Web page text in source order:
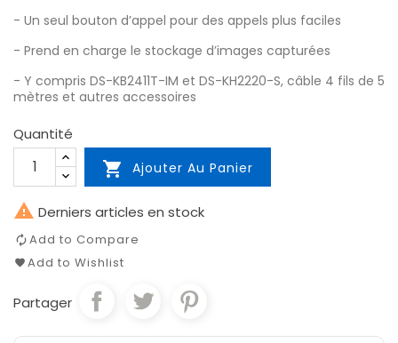
- Un seul bouton d’appel pour des appels plus faciles
- Prend en charge le stockage d’images capturées
- Y compris DS-KB2411T-IM et DS-KH2220-S, câble 4 fils de 5
mètres et autres accessoires
Quantité
 Ajouter Au Panier
 Derniers articles en stock
Add to Compare
Add to Wishlist
Partager